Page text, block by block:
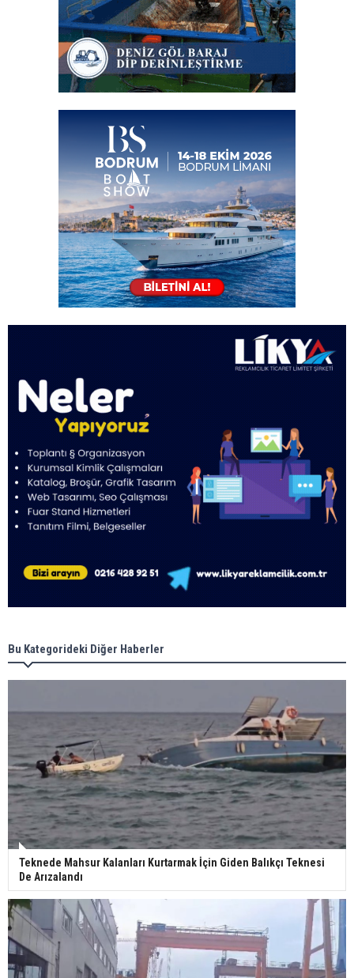
Bu Kategorideki Diğer Haberler
Teknede Mahsur Kalanları Kurtarmak İçin Giden Balıkçı Teknesi
De Arızalandı